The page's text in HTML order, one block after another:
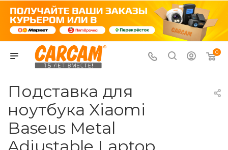
0
Подставка для
ноутбука Xiaomi
Baseus Metal
Adjustable Laptop